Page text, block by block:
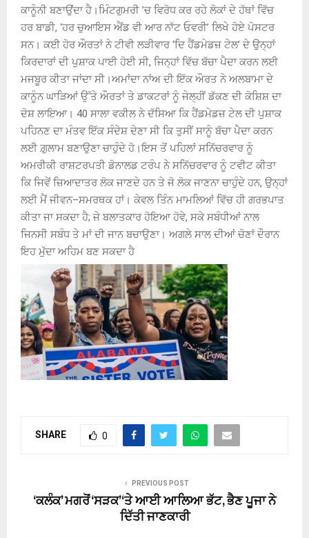
ਕਾਨੂੰਨੀ ਬਣਾਉਂਦਾ ਹੈ।ਮਿੰਟਗੁਮਰੀ ’ਚ ਵਿਰੋਧ ਕਰ ਰਹੇ ਲੋਕਾਂ ਦੇ ਹੱਥਾਂ ਵਿੱਚ
ਹਰ ਬਾਡੀ, ‘ਹਰ ਚੁਆਇਸ ਐਂਡ ਵੀ ਆਰ ਨਾੱਟ ਓਵਰੀ’ ਲਿਖੇ ਹੋਏ ਪੋਸਟਰ
ਸਨ। ਕਈ ਹੋਰ ਔਰਤਾਂ ਨੇ ਟੀਵੀ ਲੜੀਵਾਰ ‘ਦਿ ਹੈਂਡਮੇਡਜ਼ ਟੇਲ’ ਦੇ ਉਨ੍ਹਾਂ
ਕਿਰਦਾਰਾਂ ਦੀ ਪੁਸ਼ਾਕ ਪਾਈ ਹੋਈ ਸੀ, ਜਿਨ੍ਹਾਂ ਵਿੱਚ ਬੱਚਾ ਪੈਦਾ ਕਰਨ ਲਈ
ਮਜਬੂਰ ਕੀਤਾ ਜਾਂਦਾ ਸੀ।ਅਮਾਂਦਾ ਨਾਂਅ ਦੀ ਇੱਕ ਔਰਤ ਨੇ ਅਲਬਾਮਾ ਦੇ
ਕਾਨੂੰਨ ਘਾੜਿਆਂ ਉੱਤੇ ਔਰਤਾਂ ਤੇ ਡਾਕਟਰਾਂ ਨੂੰ ਜੇਲ੍ਹੀਂ ਡੱਕਣ ਦੀ ਕੋਸ਼ਿਸ਼ ਦਾ
ਦੋਸ਼ ਲਾਇਆ। 40 ਸਾਲਾ ਵਕੀਲ ਨੇ ਦੱਸਿਆ ਕਿ ਹੈਂਡਮੇਡਜ਼ ਟੇਲ ਦੀ ਪੁਸ਼ਾਕ
ਪਹਿਨਣ ਦਾ ਮੰਤਵ ਇੱਕ ਸੰਦੇਸ਼ ਦੇਣਾ ਸੀ ਕਿ ਤੁਸੀਂ ਸਾਨੂੰ ਬੱਚਾ ਪੈਦਾ ਕਰਨ
ਲਈ ਗ਼ੁਲਾਮ ਬਣਾਉਣਾ ਚਾਹੁੰਦੇ ਹੋ।ਇਸ ਤੋਂ ਪਹਿਲਾਂ ਸਨਿੱਚਰਵਾਰ ਨੂੰ
ਅਮਰੀਕੀ ਰਾਸ਼ਟਰਪਤੀ ਡੋਨਾਲਡ ਟਰੰਪ ਨੇ ਸਨਿੱਚਰਵਾਰ ਨੂੰ ਟਵੀਟ ਕੀਤਾ
ਕਿ ਜਿਵੇਂ ਜ਼ਿਆਦਾਤਰ ਲੋਕ ਜਾਣਦੇ ਹਨ ਤੇ ਜੋ ਲੋਕ ਜਾਣਨਾ ਚਾਹੁੰਦੇ ਹਨ, ਉਨ੍ਹਾਂ
ਲਈ ਮੈਂ ਜੀਵਨ–ਸਮਰਥਕ ਹਾਂ। ਕੇਵਲ ਤਿੰਨ ਮਾਮਲਿਆਂ ਵਿੱਚ ਹੀ ਗਰਭਪਾਤ
ਕੀਤਾ ਜਾ ਸਕਦਾ ਹੈ; ਜੇ ਬਲਾਤਕਾਰ ਹੋਇਆ ਹੋਵੇ, ਸਕੇ ਸਬੰਧੀਆਂ ਨਾਲ
ਜਿਨਸੀ ਸਬੰਧ ਤੇ ਮਾਂ ਦੀ ਜਾਨ ਬਚਾਉਣਾ। ਅਗਲੇ ਸਾਲ ਦੀਆਂ ਚੋਣਾਂ ਦੌਰਾਨ
ਇਹ ਮੁੱਦਾ ਅਹਿਮ ਬਣ ਸਕਦਾ ਹੈ
SHARE 0
PREVIOUS POST
‘ਕਲੰਕ’ ਮਗਰੋਂ ‘ਸੜਕ’ ‘ਤੇ ਆਈ ਆਲਿਆ ਭੱਟ, ਭੈਣ ਪੂਜਾ ਨੇ
ਦਿੱਤੀ ਜਾਣਕਾਰੀ